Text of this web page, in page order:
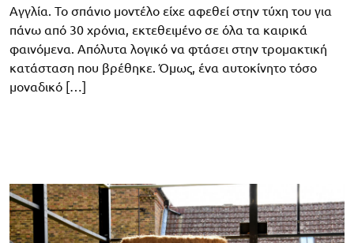
Αγγλία. Το σπάνιο μοντέλο είχε αφεθεί στην τύχη του για
πάνω από 30 χρόνια, εκτεθειμένο σε όλα τα καιρικά
φαινόμενα. Απόλυτα λογικό να φτάσει στην τρομακτική
κατάσταση που βρέθηκε. Όμως, ένα αυτοκίνητο τόσο
μοναδικό […]